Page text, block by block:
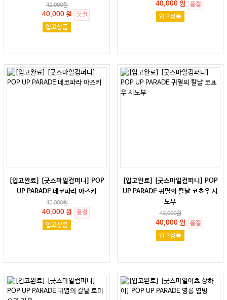
42,000원
40,000 원
품절
입고상품
40,000 원
품절
입고상품
[입고완료] [굿스마일컴퍼니] POP
UP PARADE 네코파라 아즈키
42,000원
40,000 원
품절
입고상품
[입고완료] [굿스마일컴퍼니] POP
UP PARADE 귀멸의 칼날 코쵸우 시
노부
42,000원
40,000 원
품절
입고상품